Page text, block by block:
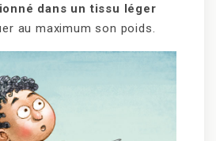
dans un tissu léger
au maximum son poids.